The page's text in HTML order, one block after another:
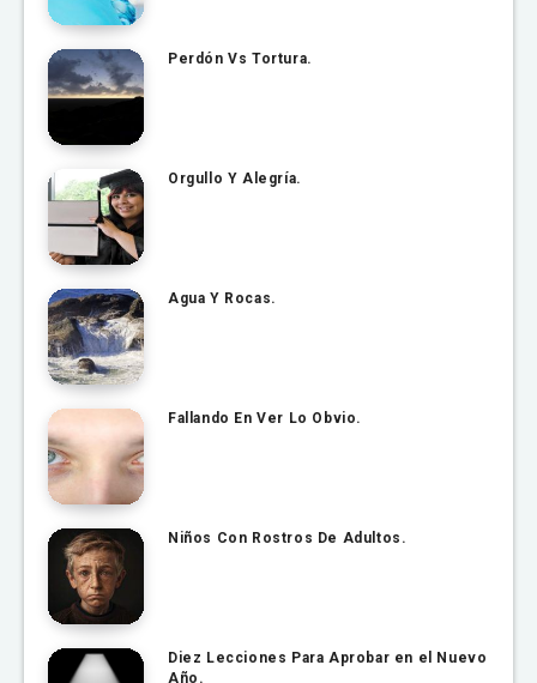
Perdón Vs Tortura.
Orgullo Y Alegría.
Agua Y Rocas.
Fallando En Ver Lo Obvio.
Niños Con Rostros De Adultos.
Diez Lecciones Para Aprobar en el Nuevo
Año.